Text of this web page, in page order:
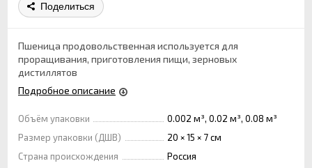
Поделиться
Пшеница продовольственная используется для
проращивания, приготовления пищи, зерновых
дистиллятов
Подробное описание
Объём упаковки
0.002 м³, 0.02 м³, 0.08 м³
Размер упаковки (ДШВ)
20 × 15 × 7 см
Страна происхождения
Россия